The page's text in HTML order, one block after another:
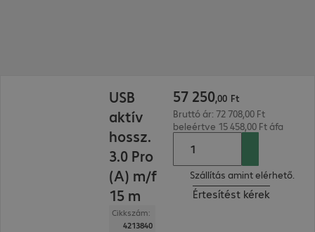
USB
aktív
hossz.
3.0 Pro
(A) m/f
15 m
Cikkszám:
4213840
57 250,00 Ft
Bruttó ár: 72 708,00 Ft
beleértve 15 458,00 Ft áfa
Szállítás amint elérhető.
Értesítést kérek